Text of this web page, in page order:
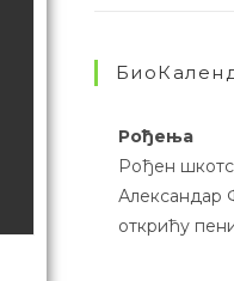
Рођења
Рођен
Александар
открићу